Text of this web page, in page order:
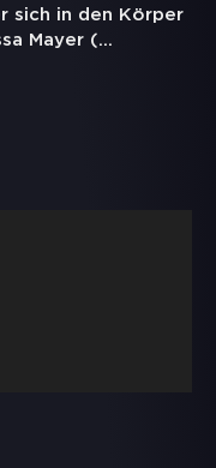
sich in den Körper
Mayer ( ...